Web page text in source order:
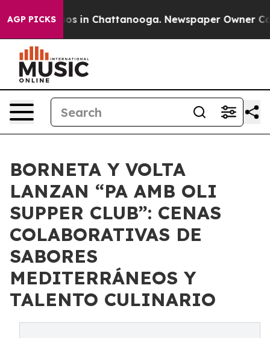
AGP PICKS
Chaos in Chattanooga. Newspaper Owner
BORNETA Y VOLTA
LANZAN “PA AMB OLI
SUPPER CLUB”: CENAS
COLABORATIVAS DE
SABORES
MEDITERRÁNEOS Y
TALENTO CULINARIO